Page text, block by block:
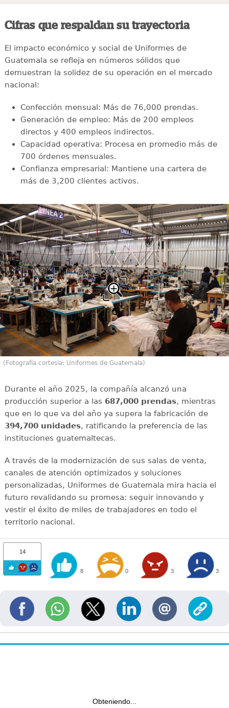
Cifras que respaldan su trayectoria
El impacto económico y social de Uniformes de
Guatemala se refleja en números sólidos que
demuestran la solidez de su operación en el mercado
nacional:
Confección mensual: Más de 76,000 prendas.
Generación de empleo: Más de 200 empleos
directos y 400 empleos indirectos.
Capacidad operativa: Procesa en promedio más de
700 órdenes mensuales.
Confianza empresarial: Mantiene una cartera de
más de 3,200 clientes activos.
(Fotografía cortesía: Uniformes de Guatemala)
Durante el año 2025, la compañía alcanzó una
producción superior a las 687,000 prendas, mientras
que en lo que va del año ya supera la fabricación de
394,700 unidades, ratificando la preferencia de las
instituciones guatemaltecas.
A través de la modernización de sus salas de venta,
canales de atención optimizados y soluciones
personalizadas, Uniformes de Guatemala mira hacia el
futuro revalidando su promesa: seguir innovando y
vestir el éxito de miles de trabajadores en todo el
territorio nacional.
14
8 0 3 3
Obteniendo...